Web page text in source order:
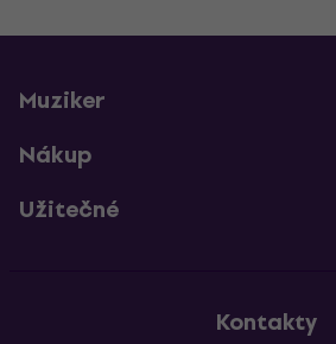
Muziker
Nákup
Užitečné
Kontakty